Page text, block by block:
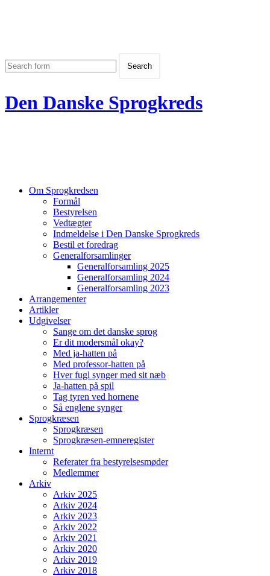
Den Danske Sprogkreds
Om Sprogkredsen
Formål
Bestyrelsen
Vedtægter
Indmeldelse i Den Danske Sprogkreds
Bestil et foredrag
Generalforsamlinger
Generalforsamling 2025
Generalforsamling 2024
Generalforsamling 2023
Arrangementer
Artikler
Udgivelser
Sange om det danske sprog
Er dit modersmål okay?
Med ja-hatten på
Med professor-hatten på
Hver fugl synger med sit næb
Ja-hatten på spil
Tag tyren ved hornene
Så englene synger
Sprogkræsen
Sprogkræsen
Sprogkræsen-emneregister
Internt
Referater fra bestyrelsesmøder
Medlemmer
Arkiv
Arkiv 2025
Arkiv 2024
Arkiv 2023
Arkiv 2022
Arkiv 2021
Arkiv 2020
Arkiv 2019
Arkiv 2018